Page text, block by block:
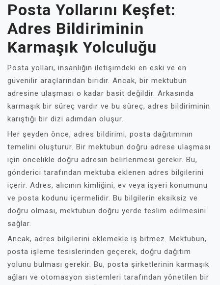
Posta Yollarını Keşfet:
Adres Bildiriminin
Karmaşık Yolculuğu
Posta yolları, insanlığın iletişimdeki en eski ve en
güvenilir araçlarından biridir. Ancak, bir mektubun
adresine ulaşması o kadar basit değildir. Arkasında
karmaşık bir süreç vardır ve bu süreç, adres bildiriminin
karıştığı bir dizi adımdan oluşur.
Her şeyden önce, adres bildirimi, posta dağıtımının
temelini oluşturur. Bir mektubun doğru adrese ulaşması
için öncelikle doğru adresin belirlenmesi gerekir. Bu,
gönderici tarafından mektuba eklenen adres bilgilerini
içerir. Adres, alıcının kimliğini, ev veya işyeri konumunu
ve posta kodunu içermelidir. Bu bilgilerin eksiksiz ve
doğru olması, mektubun doğru yerde teslim edilmesini
sağlar.
Ancak, adres bilgilerini eklemekle iş bitmez. Mektubun,
posta işleme tesislerinden geçerek, doğru dağıtım
yolunu bulması gerekir. Bu, posta şirketlerinin karmaşık
ağları ve otomasyon sistemleri tarafından yönetilen bir